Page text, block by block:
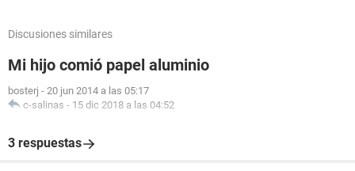
Discusiones similares
Mi hijo comió papel aluminio
bosterj - 20 jun 2014 a las 05:17
c-salinas - 15 dic 2018 a las 04:52
3 respuestas